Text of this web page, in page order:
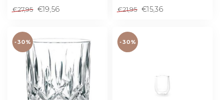
€27,95 €19,56 €21,95 €15,36
-30% -30%